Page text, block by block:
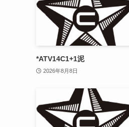
*ATV14C1+1泥
2026年8月8日